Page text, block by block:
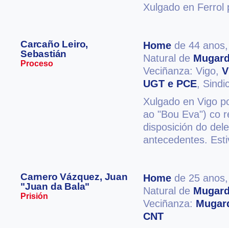
Xulgado en Ferrol
Carcaño Leiro,
Sebastián
Proceso
Home de 44
Natural de
Veciñanza: Vigo,
UGT e PCE,
Xulgado en Vigo
ao "Bou Eva") co
disposición do
antecedentes.
Carnero Vázquez, Juan
"Juan da Bala"
Prisión
Home de 25
Natural de
Veciñanza:
CNT